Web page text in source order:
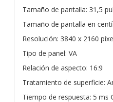
Tamaño de pantalla: 31,5
Tamaño de pantalla en
Resolución: 3840 x 2160
Tipo de panel: VA
Relación de aspecto: 16:9
Tratamiento de superficie:
Tiempo de respuesta: 5 ms